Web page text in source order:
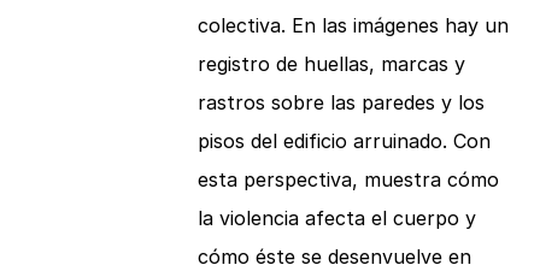
colectiva. En las imágenes hay un
registro de huellas, marcas y
rastros sobre las paredes y los
pisos del edificio arruinado. Con
esta perspectiva, muestra cómo
la violencia afecta el cuerpo y
cómo éste se desenvuelve en